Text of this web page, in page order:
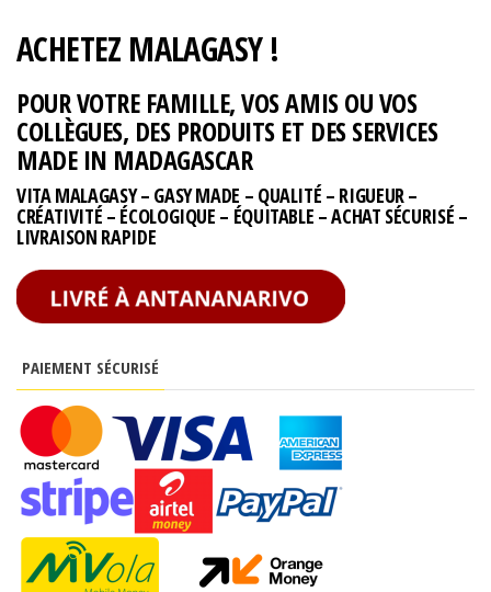
ACHETEZ MALAGASY !
POUR VOTRE FAMILLE, VOS AMIS OU VOS
COLLÈGUES, DES PRODUITS ET DES SERVICES
MADE IN MADAGASCAR
VITA MALAGASY – GASY MADE – QUALITÉ – RIGUEUR –
CRÉATIVITÉ – ÉCOLOGIQUE – ÉQUITABLE – ACHAT SÉCURISÉ –
LIVRAISON RAPIDE
PAIEMENT SÉCURISÉ